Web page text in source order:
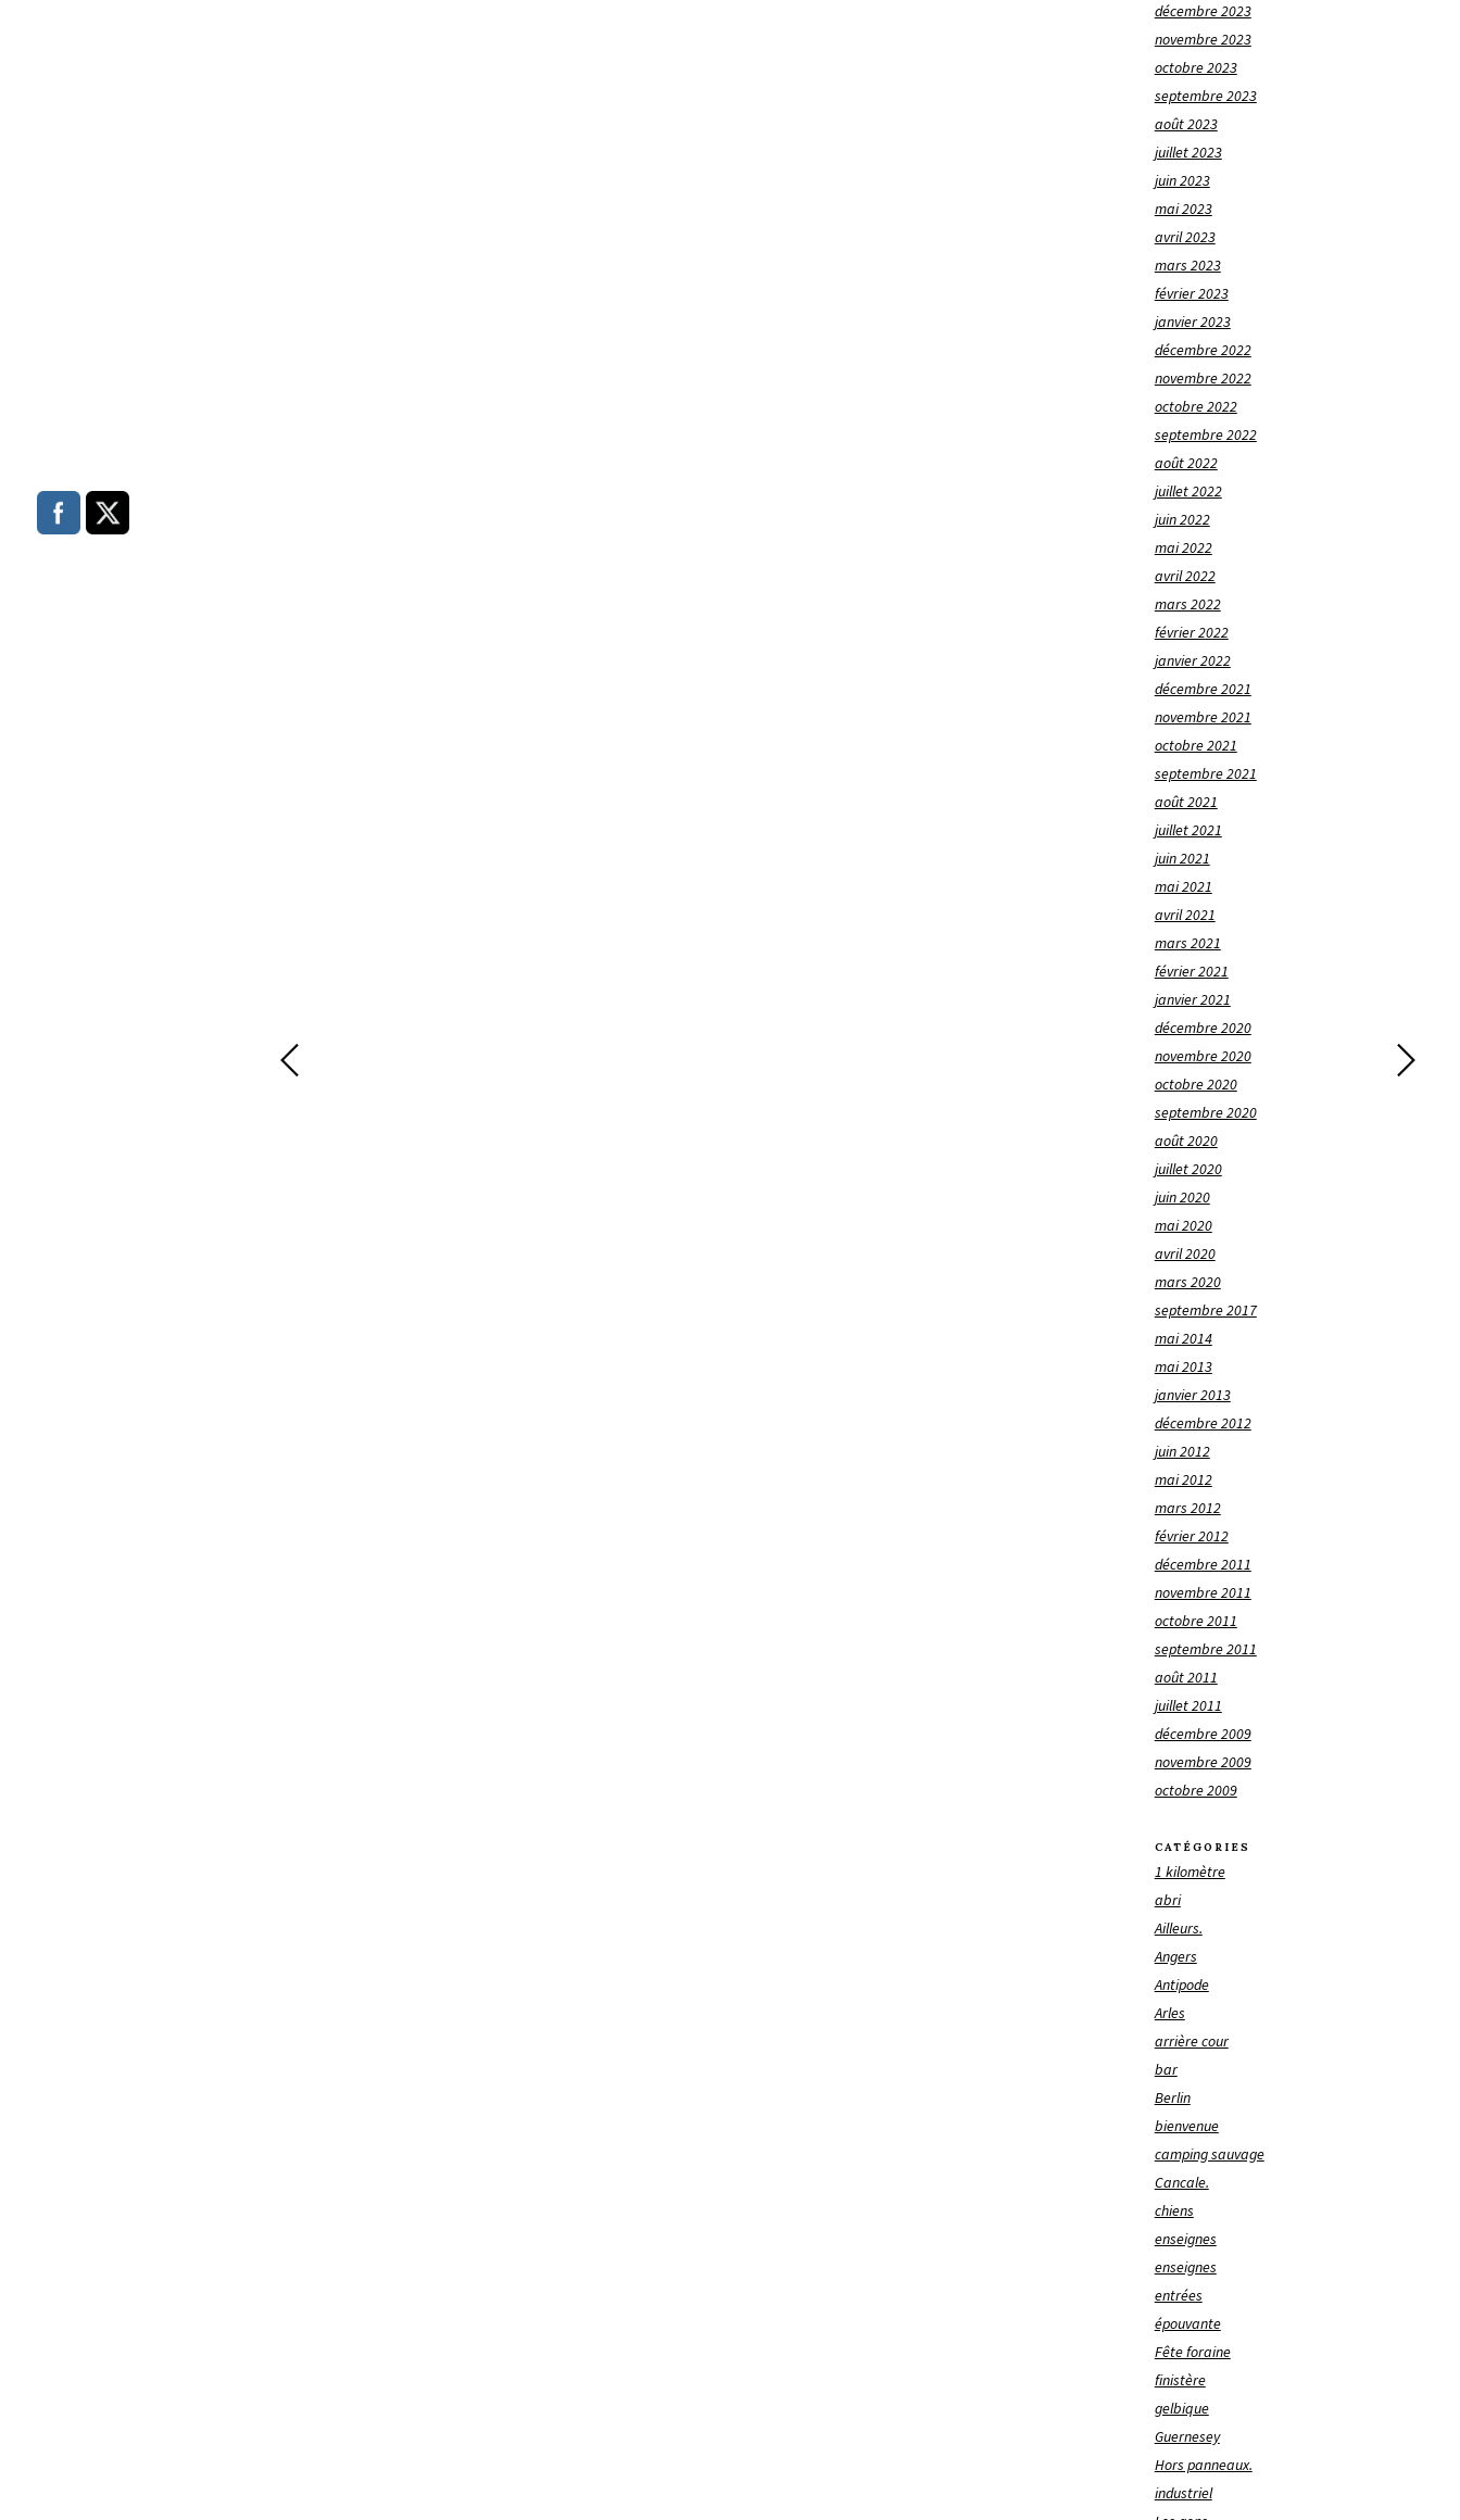
décembre 2023
novembre 2023
octobre 2023
septembre 2023
août 2023
juillet 2023
juin 2023
mai 2023
avril 2023
mars 2023
février 2023
janvier 2023
décembre 2022
novembre 2022
octobre 2022
septembre 2022
août 2022
juillet 2022
juin 2022
mai 2022
avril 2022
mars 2022
février 2022
janvier 2022
décembre 2021
novembre 2021
octobre 2021
septembre 2021
août 2021
juillet 2021
juin 2021
mai 2021
avril 2021
mars 2021
février 2021
janvier 2021
décembre 2020
novembre 2020
octobre 2020
septembre 2020
août 2020
juillet 2020
juin 2020
mai 2020
avril 2020
mars 2020
septembre 2017
mai 2014
mai 2013
janvier 2013
décembre 2012
juin 2012
mai 2012
mars 2012
février 2012
décembre 2011
novembre 2011
octobre 2011
septembre 2011
août 2011
juillet 2011
décembre 2009
novembre 2009
octobre 2009
CATÉGORIES
1 kilomètre
abri
Ailleurs.
Angers
Antipode
Arles
arrière cour
bar
Berlin
bienvenue
camping sauvage
Cancale.
chiens
enseignes
enseignes
entrées
épouvante
Fête foraine
finistère
gelbique
Guernesey
Hors panneaux.
industriel